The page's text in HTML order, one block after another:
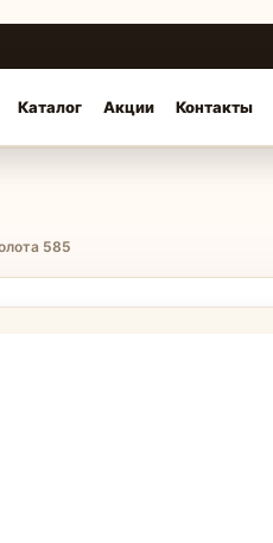
Каталог Акции Контакты
585